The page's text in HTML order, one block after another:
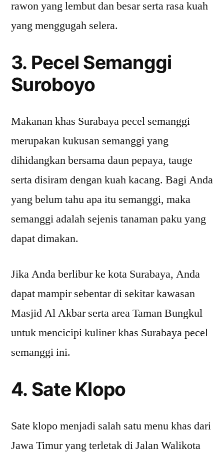
rawon yang lembut dan besar serta rasa kuah
yang menggugah selera.
3. Pecel Semanggi
Suroboyo
Makanan khas Surabaya pecel semanggi
merupakan kukusan semanggi yang
dihidangkan bersama daun pepaya, tauge
serta disiram dengan kuah kacang. Bagi Anda
yang belum tahu apa itu semanggi, maka
semanggi adalah sejenis tanaman paku yang
dapat dimakan.
Jika Anda berlibur ke kota Surabaya, Anda
dapat mampir sebentar di sekitar kawasan
Masjid Al Akbar serta area Taman Bungkul
untuk mencicipi kuliner khas Surabaya pecel
semanggi ini.
4. Sate Klopo
Sate klopo menjadi salah satu menu khas dari
Jawa Timur yang terletak di Jalan Walikota